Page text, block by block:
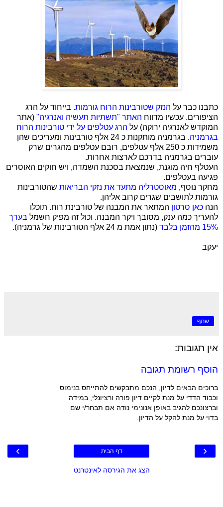
כתבנו כבר על הנזק שטורבינות הרוח גורמות. בייחוד על הרג
הציפורים. עכשיו מדווח האתר "תשתיות תעשיה ואנרגיה" (אתר
המוקדש לאנרגיה ירוקה) על הרג עטלפים על ידי טורבינות הרוח
בגרמניה
. בגרמניה מותקנות כ 24 אלף טורבינות ומעריכים שהן
משמידות כ 250 אלף עטלפים, רובם עטלפים מהגרים שרק
עוברים בגרמניה בדרכם לארצות אחרות.
העטלף חיה מוגנת, שנמצאת בסכנת השמדה, ויש חוקים האוסרים
פגיעה בעטלפים.
מחקר נוסף, מאוסטרליה מתעד את נזקי הבריאות שהטורבינות
גורמות לתושבים שגרים קרוב אליהן.
הנה כאן סרטון המתאר את המבנה של טורבינת רוח. תוכלו
להעריך כמה ענק, מסובך ויקר המבנה. וכול זה מפיק חשמל בערך
15% מהזמן בלבד (נתון אמת מ 24 אלף הטורבינות של גרמניה).
יעקב
שתף
אין תגובות:
הוסף רשומת תגובה
ברוכים הבאים לדיון, הנכם מתבקשים להתייחס בנימוס
וכבוד הדדי על מנת לקיים דיון פורה ורציונלי, במידה
וברצונכם להגיב באופן אנונימי נודה אם תבחר/י שם
בדוי על מנת להקל על הדיון.
‹
› דף הבית
הצג את הגירסה לאינטרנט